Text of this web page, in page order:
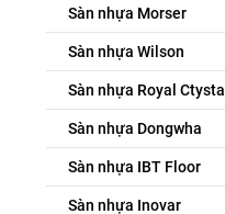
Sàn nhựa Morser
Sàn nhựa Wilson
Sàn nhựa Royal Ctystal
Sàn nhựa Dongwha
Sàn nhựa IBT Floor
Sàn nhựa Inovar